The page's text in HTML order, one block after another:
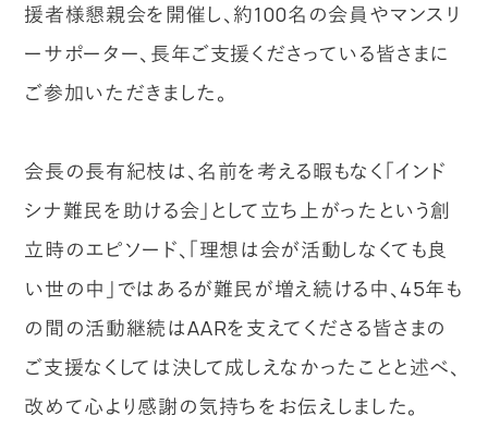
援者様懇親会を開催し、約100名の会員やマンスリ
ーサポーター、長年ご支援くださっている皆さまに
ご参加いただきました。
会長の長有紀枝は、名前を考える暇もなく「インド
シナ難民を助ける会」として立ち上がったという創
立時のエピソード、「理想は会が活動しなくても良
い世の中」ではあるが難民が増え続ける中、45年も
の間の活動継続はAARを支えてくださる皆さまの
ご支援なくしては決して成しえなかったことと述べ、
改めて心より感謝の気持ちをお伝えしました。